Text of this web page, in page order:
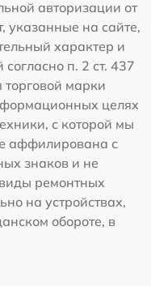
авторизации от
указанные на сайте,
характер и
п. 2 ст. 437
марки
целях
с которой мы
аффилирована с
знаков и не
ремонтных
на устройствах,
обороте, в